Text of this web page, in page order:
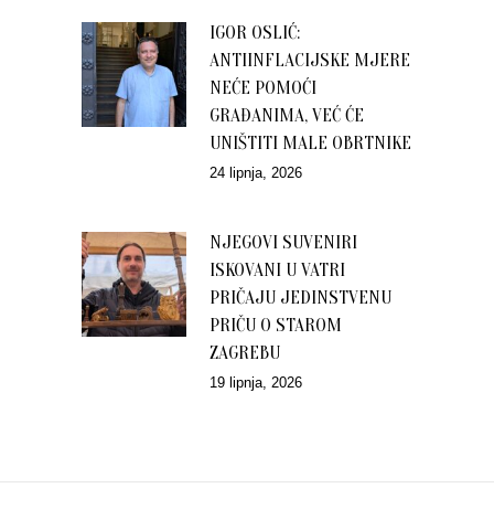
IGOR OSLIĆ:
ANTIINFLACIJSKE MJERE
NEĆE POMOĆI
GRAĐANIMA, VEĆ ĆE
UNIŠTITI MALE OBRTNIKE
24 lipnja, 2026
NJEGOVI SUVENIRI
ISKOVANI U VATRI
PRIČAJU JEDINSTVENU
PRIČU O STAROM
ZAGREBU
19 lipnja, 2026